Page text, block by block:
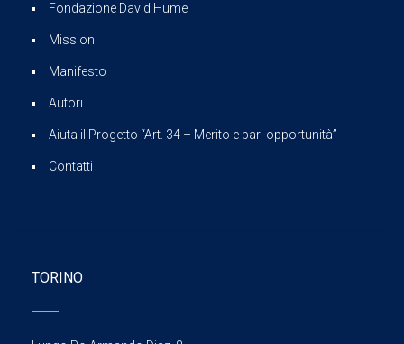
Fondazione David Hume
Mission
Manifesto
Autori
Aiuta il Progetto “Art. 34 – Merito e pari opportunità”
Contatti
TORINO